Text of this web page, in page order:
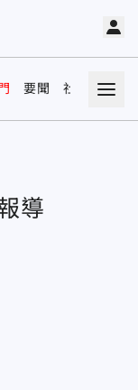
要聞 社會 娛樂
導